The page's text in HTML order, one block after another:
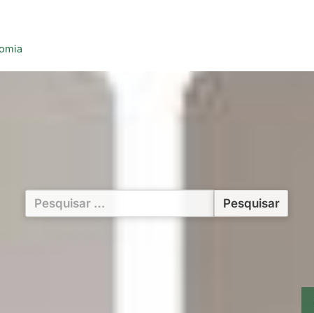
Pesquisar
por: